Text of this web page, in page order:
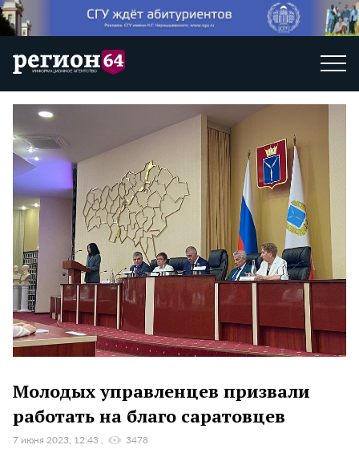
Молодых управленцев призвали
работать на благо саратовцев
7 июня 2023, 12:43 3478